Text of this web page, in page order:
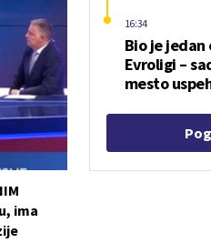
ima
Bio je
Evroligi –
mesto
16:34